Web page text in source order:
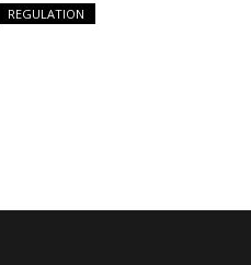
REGULATION